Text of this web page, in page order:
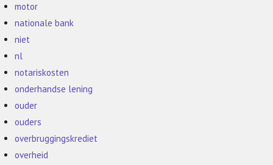
motor
nationale bank
niet
nl
notariskosten
onderhandse lening
ouder
ouders
overbruggingskrediet
overheid